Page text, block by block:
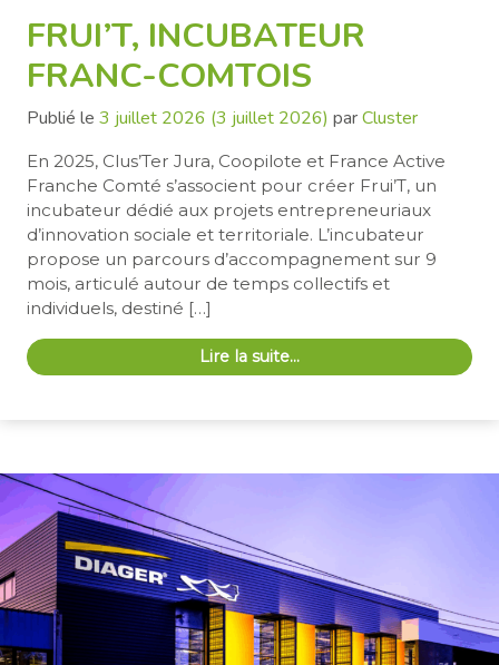
FRUI’T, INCUBATEUR
FRANC-COMTOIS
Publié le 3 juillet 2026 (3 juillet 2026) parCluster
En 2025, Clus’Ter Jura, Coopilote et France Active
Franche Comté s’associent pour créer Frui’T, un
incubateur dédié aux projets entrepreneuriaux
d’innovation sociale et territoriale. L’incubateur
propose un parcours d’accompagnement sur 9
mois, articulé autour de temps collectifs et
individuels, destiné […]
Lire la suite…